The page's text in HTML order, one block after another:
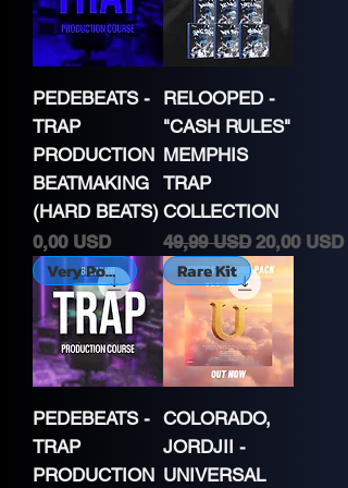
PEDEBEATS -
TRAP
PRODUCTION
BEATMAKING
(HARD BEATS)
Cena
0,00 USD
RELOOPED -
"CASH RULES"
MEMPHIS
TRAP
COLLECTION
Normálna cena
49,99 USD Zľavnená
20,00 USD
Very Popular
PEDEBEATS -
TRAP
PRODUCTION
Rare Kit
COLORADO,
JORDJII -
UNIVERSAL